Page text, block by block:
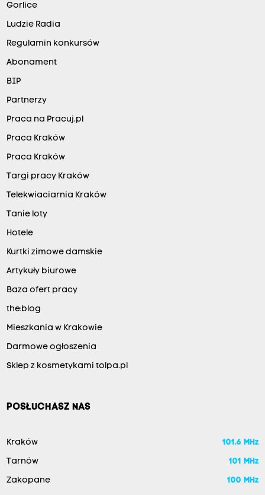
Gorlice
Ludzie Radia
Regulamin konkursów
Abonament
BIP
Partnerzy
Praca na Pracuj.pl
Praca Kraków
Praca Kraków
Targi pracy Kraków
Telekwiaciarnia Kraków
Tanie loty
Hotele
Kurtki zimowe damskie
Artykuły biurowe
Baza ofert pracy
the:blog
Mieszkania w Krakowie
Darmowe ogłoszenia
Sklep z kosmetykami tolpa.pl
POSŁUCHASZ NAS
Kraków 101.6 MHz
Tarnów 101 MHz
Zakopane 100 MHz